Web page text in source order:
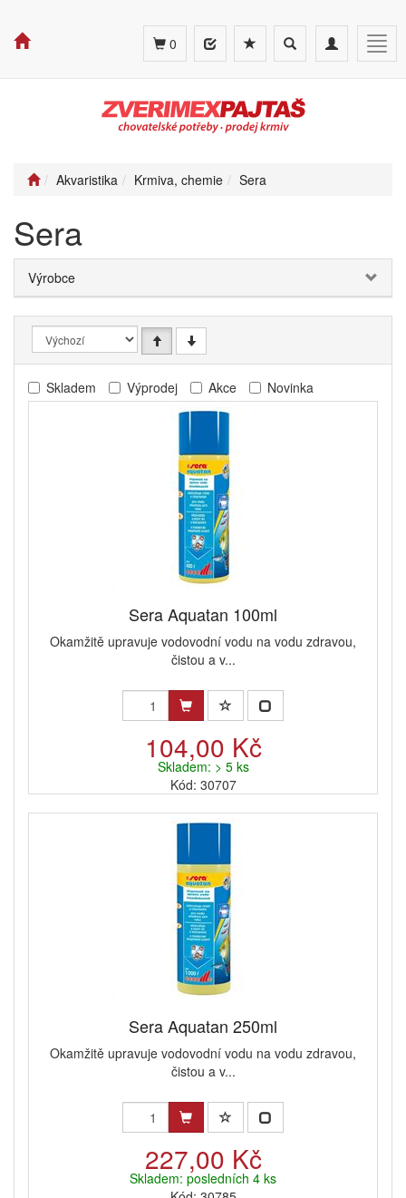
Toggle
navigation
Toggle
search
0
Akvaristika Krmiva, chemie Sera
Sera
Výrobce
Skladem Výprodej Akce Novinka
Sera Aquatan 100ml
Okamžitě upravuje vodovodní vodu na vodu zdravou,
čistou a v...
104,00 Kč
Skladem: > 5 ks
Kód: 30707
Sera Aquatan 250ml
Okamžitě upravuje vodovodní vodu na vodu zdravou,
čistou a v...
227,00 Kč
Skladem: posledních 4 ks